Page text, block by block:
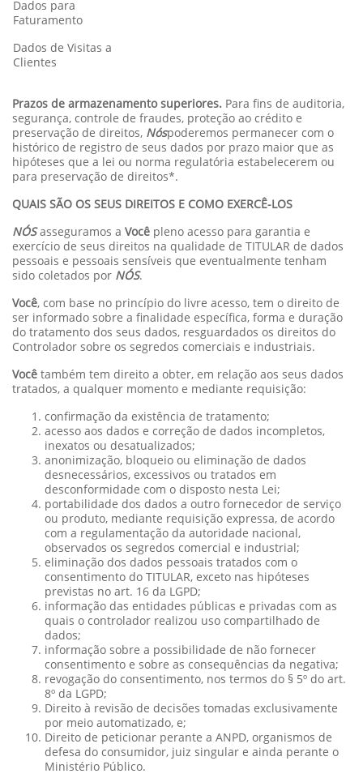
Dados para
Faturamento
Dados de Visitas a
Clientes
Prazos de armazenamento superiores. Para fins de auditoria,
segurança, controle de fraudes, proteção ao crédito e
preservação de direitos, Nóspoderemos permanecer com o
histórico de registro de seus dados por prazo maior que as
hipóteses que a lei ou norma regulatória estabelecerem ou
para preservação de direitos*.
QUAIS SÃO OS SEUS DIREITOS E COMO EXERCÊ-LOS
NÓSasseguramos a Você pleno acesso para garantia e
exercício de seus direitos na qualidade de TITULAR de dados
pessoais e pessoais sensíveis que eventualmente tenham
sido coletados por NÓS.
Você, com base no princípio do livre acesso, tem o direito de
ser informado sobre a finalidade específica, forma e duração
do tratamento dos seus dados, resguardados os direitos do
Controlador sobre os segredos comerciais e industriais.
Você também tem direito a obter, em relação aos seus dados
tratados, a qualquer momento e mediante requisição:
confirmação da existência de tratamento;
acesso aos dados e correção de dados incompletos,
inexatos ou desatualizados;
anonimização, bloqueio ou eliminação de dados
desnecessários, excessivos ou tratados em
desconformidade com o disposto nesta Lei;
portabilidade dos dados a outro fornecedor de serviço
ou produto, mediante requisição expressa, de acordo
com a regulamentação da autoridade nacional,
observados os segredos comercial e industrial;
eliminação dos dados pessoais tratados com o
consentimento do TITULAR, exceto nas hipóteses
previstas no art. 16 da LGPD;
informação das entidades públicas e privadas com as
quais o controlador realizou uso compartilhado de
dados;
informação sobre a possibilidade de não fornecer
consentimento e sobre as consequências da negativa;
revogação do consentimento, nos termos do § 5º do art.
8º da LGPD;
Direito à revisão de decisões tomadas exclusivamente
por meio automatizado, e;
Direito de peticionar perante a ANPD, organismos de
defesa do consumidor, juiz singular e ainda perante o
Ministério Público.